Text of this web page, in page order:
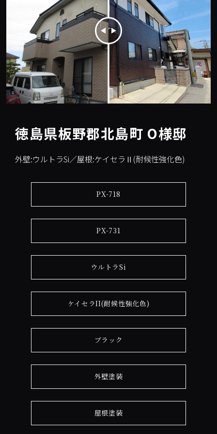
徳島県板野郡北島町 O様邸
外壁:ウルトラSi／屋根:ケイセラⅡ(耐候性強化色)
PX-718
PX-731
ウルトラSi
ケイセラII(耐候性強化色)
ブラック
外壁塗装
屋根塗装